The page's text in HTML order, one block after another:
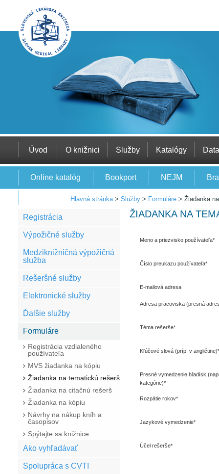
Úvod O knižnici Služby Katalógy
Online katalóg Bookport NEJM
Hlavná stránka> Služby > Formuláre > Žiadanka
Registrácia
Výpožičné služby
Medziknižničná výpožičná
služba
Rešeršné služby
Elektronické služby
Ďalšie služby
Formuláre
Registrácia vzdialeného
používateľa
MVS žiadanka na kópiu
Žiadanka na tematickú rešerš
Žiadanka na citačnú rešerš
Žiadanka na kópiu
Návrhy na nákup kníh a
časopisov
Spýtajte sa knižnice
Ako vyhľadávať
Spolupráca s CVTI
ŽIADANKA NA
Meno a priezvisko používateľa*
Číslo preukazu používateľa*
E-mailová adresa
Adresa pracoviska (presná
Téma rešerše*
Kľúčové slová (príp. v angličtine)*
Presné vymedzenie hľadísk
kategórie)*
Rozpätie rokov*
Jazykové vymedzenie*
Účel rešerše*